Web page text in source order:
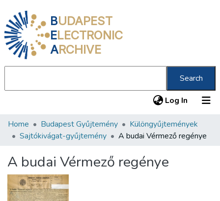
BUDAPEST
ELECTRONIC
ARCHIVE
Search
Log In (current)
Communities & Collections
Statistics
About us
Home Budapest Gyűjtemény
Különgyűjtemények
Sajtókivágat-gyűjtemény
A budai Vérmező regénye
A budai Vérmező regénye